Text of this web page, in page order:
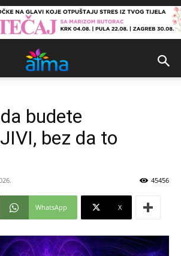
budete
bez da to
45456
WhatsApp X